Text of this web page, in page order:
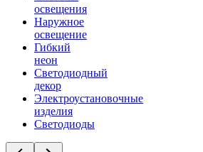
освещения
Наружное
освещение
Гибкий
неон
Светодиодный
декор
Электроустановочные
изделия
Светодиоды